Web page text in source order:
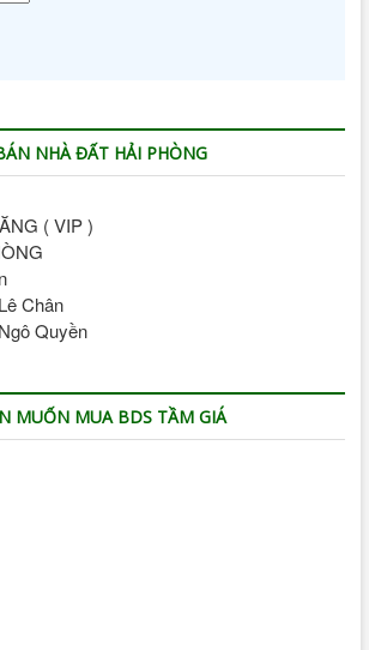
NHÀ ĐẤT HẢI PHÒNG
( VIP )
Chân
Quyền
MUỐN MUA BDS TẦM GIÁ